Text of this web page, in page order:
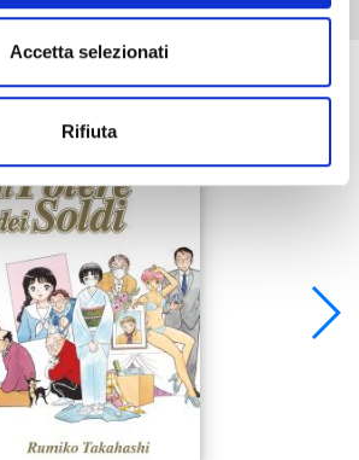
Accetta selezionati
Rifiuta
prova anche: